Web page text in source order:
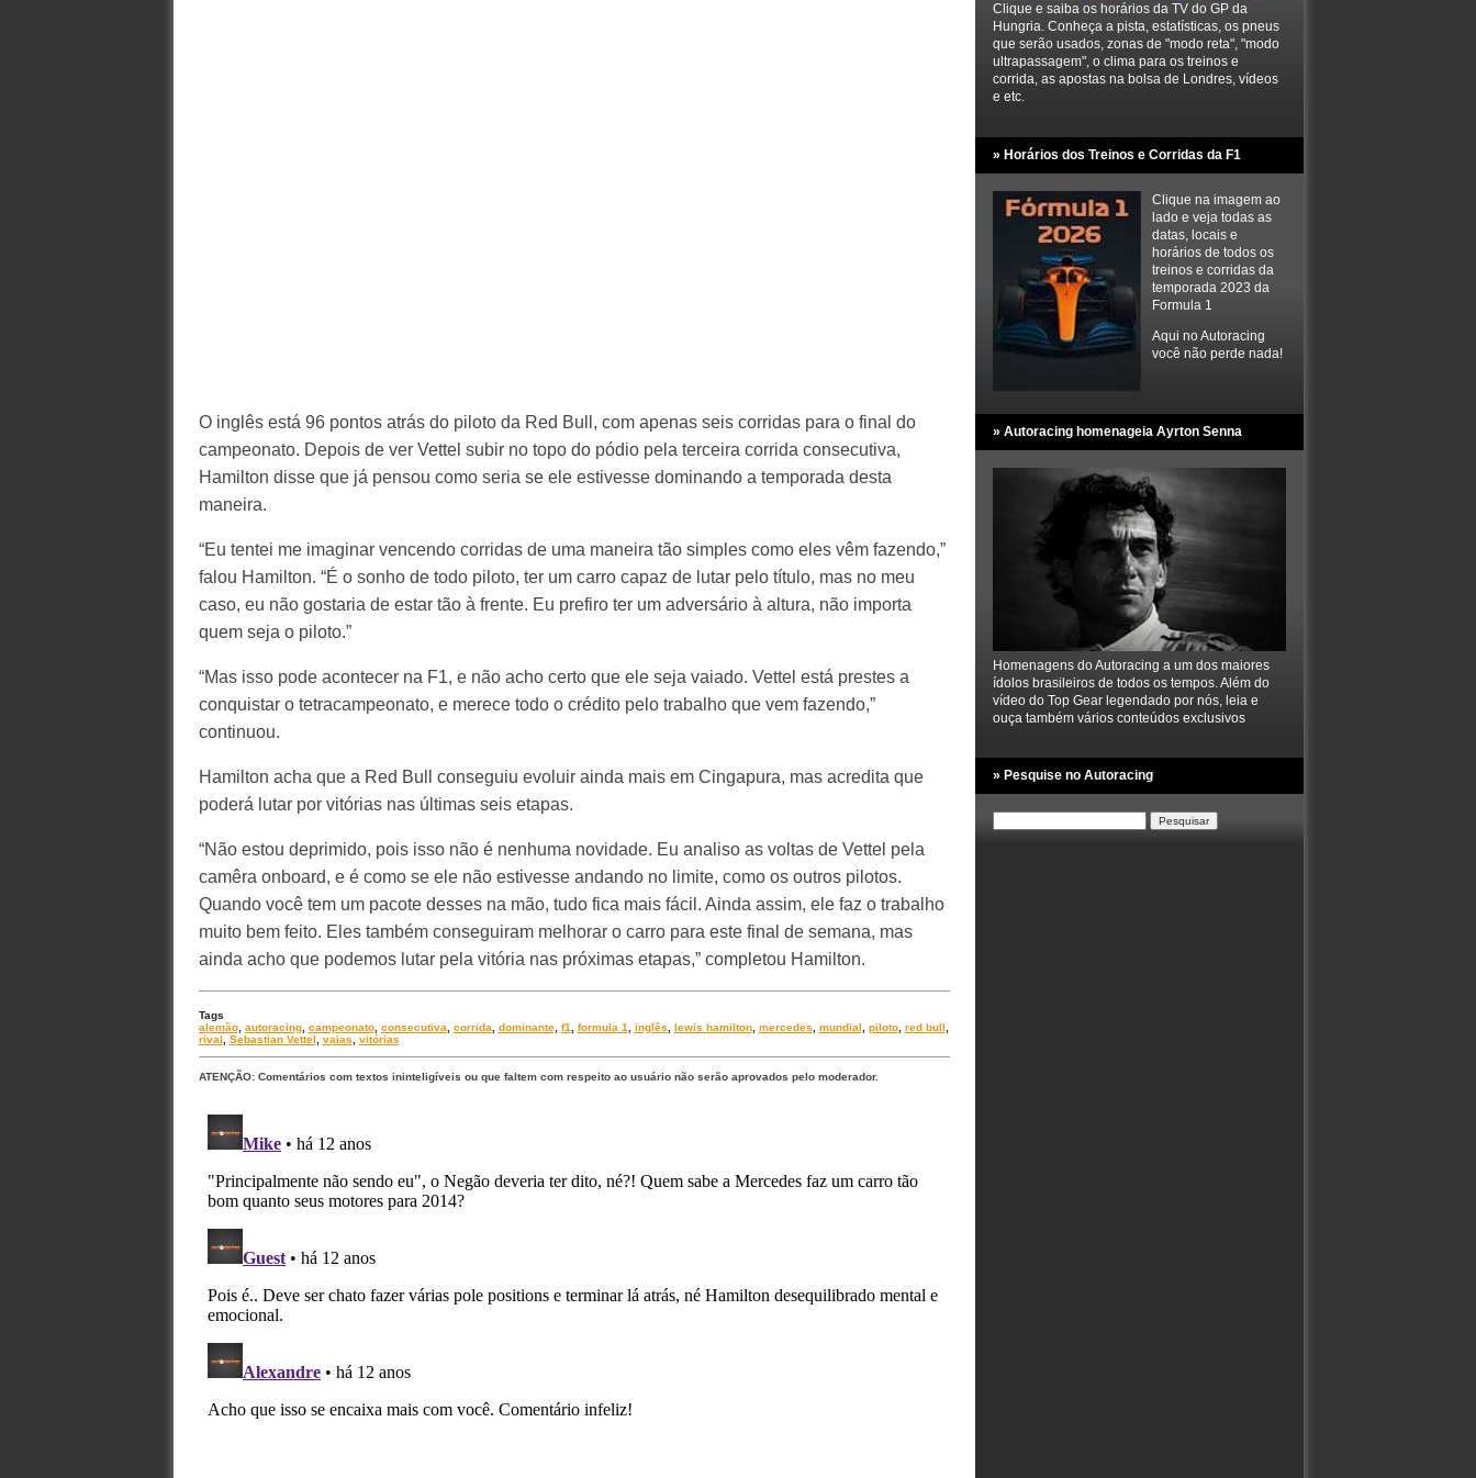
O inglês está 96 pontos atrás do piloto da Red Bull, com apenas seis corridas para o final do
campeonato. Depois de ver Vettel subir no topo do pódio pela terceira corrida consecutiva,
Hamilton disse que já pensou como seria se ele estivesse dominando a temporada desta
maneira.
“Eu tentei me imaginar vencendo corridas de uma maneira tão simples como eles vêm fazendo,”
falou Hamilton. “É o sonho de todo piloto, ter um carro capaz de lutar pelo título, mas no meu
caso, eu não gostaria de estar tão à frente. Eu prefiro ter um adversário à altura, não importa
quem seja o piloto.”
“Mas isso pode acontecer na F1, e não acho certo que ele seja vaiado. Vettel está prestes a
conquistar o tetracampeonato, e merece todo o crédito pelo trabalho que vem fazendo,”
continuou.
Hamilton acha que a Red Bull conseguiu evoluir ainda mais em Cingapura, mas acredita que
poderá lutar por vitórias nas últimas seis etapas.
“Não estou deprimido, pois isso não é nenhuma novidade. Eu analiso as voltas de Vettel pela
camêra onboard, e é como se ele não estivesse andando no limite, como os outros pilotos.
Quando você tem um pacote desses na mão, tudo fica mais fácil. Ainda assim, ele faz o trabalho
muito bem feito. Eles também conseguiram melhorar o carro para este final de semana, mas
ainda acho que podemos lutar pela vitória nas próximas etapas,” completou Hamilton.
Tags
alemão, autoracing, campeonato, consecutiva, corrida, dominante, f1, formula 1, inglês, lewis hamilton, mercedes, mundial , piloto, red bull ,
rival , Sebastian Vettel , vaias, vitórias
ATENÇÃO: Comentários com textos ininteligíveis ou que faltem com respeito ao usuário não serão aprovados pelo moderador.
Clique e saiba os horários da TV do GP da
Hungria. Conheça a pista, estatísticas, os pneus
que serão usados, zonas de "modo reta", "modo
ultrapassagem", o clima para os treinos e
corrida, as apostas na bolsa de Londres, vídeos
e etc.
» Horários dos Treinos e Corridas da F1
Clique na imagem ao
lado e veja todas as
datas, locais e
horários de todos os
treinos e corridas da
temporada 2023 da
Formula 1
Aqui no Autoracing
você não perde nada!
» Autoracing homenageia Ayrton Senna
Homenagens do Autoracing a um dos maiores
ídolos brasileiros de todos os tempos. Além do
vídeo do Top Gear legendado por nós, leia e
ouça também vários conteúdos exclusivos
» Pesquise no Autoracing
por: